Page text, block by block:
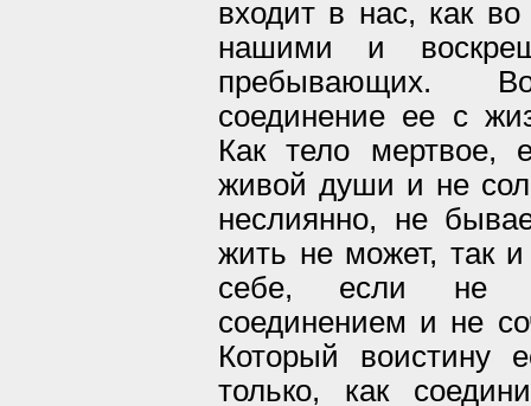
входит в нас, как
нашими и
пребывающих.
соединение ее с
Как тело мертвое,
живой души и не
неслиянно, не
жить не может, так
себе, если не
соединением и не
Который воистину
только, как